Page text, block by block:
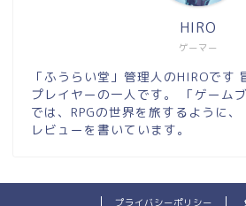
ゲーマー
HIRO
「ふうらい堂」管理人のHIROです
プレイヤーの一人です。 「ゲーム
では、RPGの世界を旅するように
レビューを書いています。
プライバシーポリシー